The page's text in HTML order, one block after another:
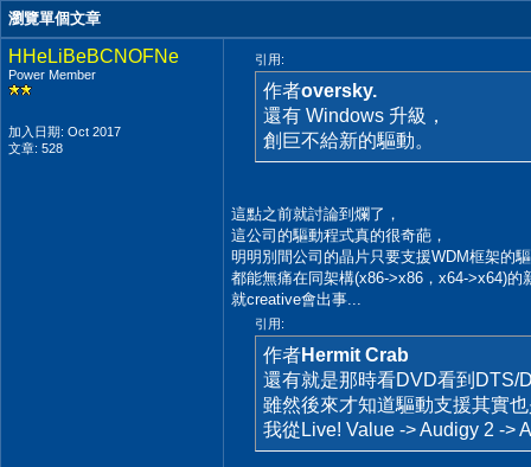
瀏覽單個文章
HHeLiBeBCNOFNe
Power Member
加入日期: Oct 2017
文章: 528
引用:
作者oversky.
還有 Windows 升級，
創巨不給新的驅動。
這點之前就討論到爛了，
這公司的驅動程式真的很奇葩，
明明別間公司的晶片只要支援WDM框架的
都能無痛在同架構(x86->x86，x64->x64)的
就creative會出事...
引用:
作者Hermit Crab
還有就是那時看DVD看到DTS/
雖然後來才知道驅動支援其實
我從Live! Value -> Audigy 2 ->